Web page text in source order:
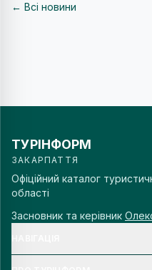
← Всі новини
ТУРІНФОРМ
ЗАКАРПАТТЯ
Офіційний каталог
області
Засновник та керівник